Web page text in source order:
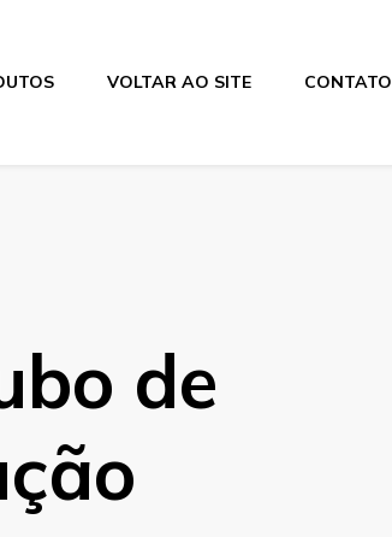
VOLTAR AO SITE CONTATO
de